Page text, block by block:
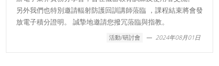
另外我們也特別邀請輻射防護回訓講師蒞臨 ，課程結束將會發
放電子積分證明。 誠摯地邀請您撥冗蒞臨與指教。
活動/研討會 2024年08月01日